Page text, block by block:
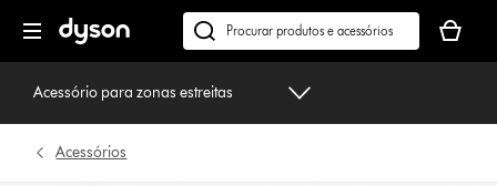
seguinte
Pesquisar
em
dyson.pt
seu
cesto
Acessório para zonas estreitas
Acessórios